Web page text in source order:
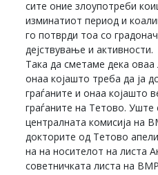
сите оние злоупотреби
изминатиот период и
го потврди тоа со
дејствување и активности.
Така да сметаме дека оваа
онаа којашто треба да ја
граѓаните и онаа којашто
граѓаните на Тетово.
централната комисија
докторите од Тетово
на на носителот на листа
советничката листа на